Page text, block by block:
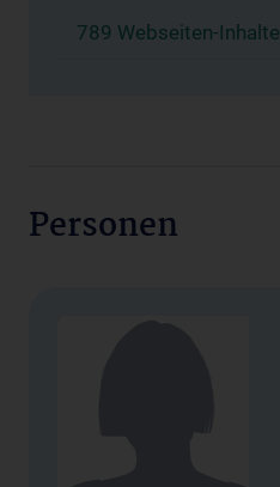
789 Webseiten-Inhalte
Personen